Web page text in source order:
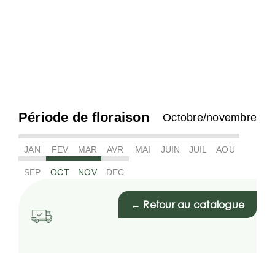
Période de floraison Octobre/novembre
JAN FEV MAR AVR MAI JUIN JUIL AOU
SEP OCT NOV DEC
← Retour au catalogue